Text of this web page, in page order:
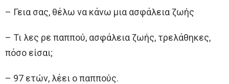
– Γεια σας, θέλω να κάνω μια ασφάλεια ζωής
– Τι λες ρε παππού, ασφάλεια ζωής, τρελάθηκες,
πόσο είσαι;
– 97 ετών, λέει ο παππούς.